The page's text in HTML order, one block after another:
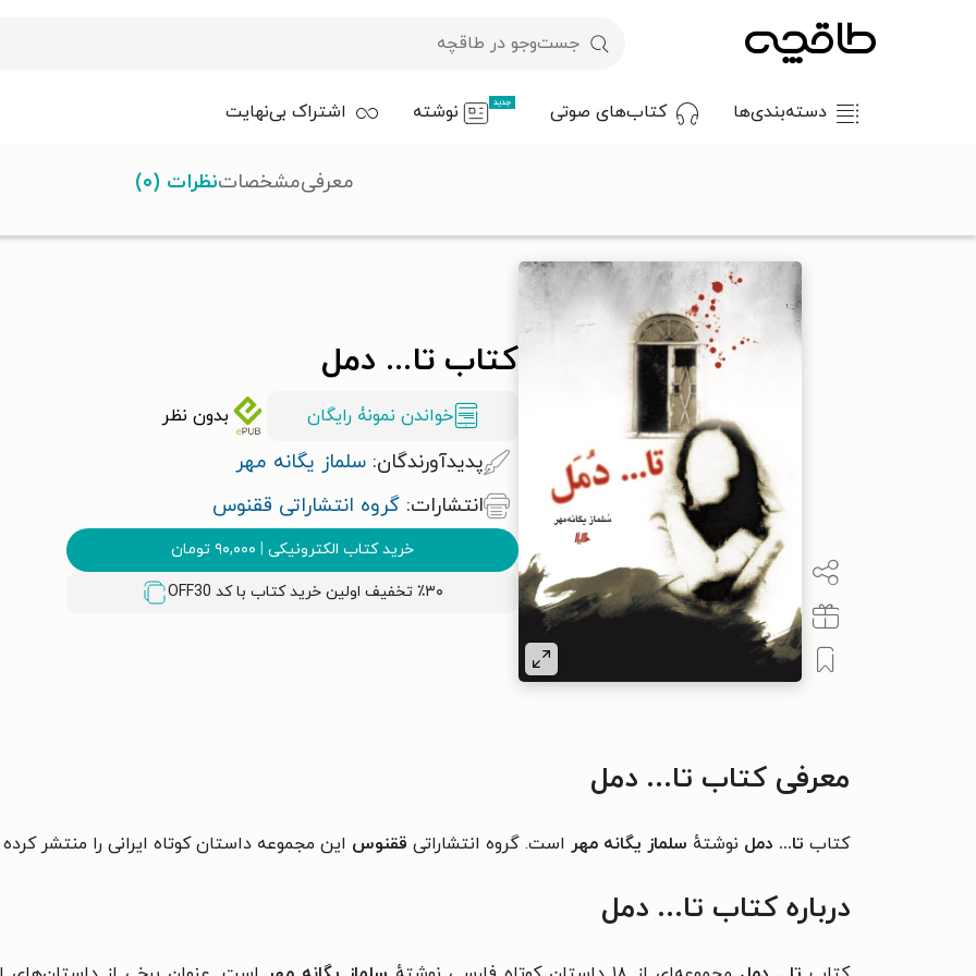
دسته‌بندی‌ها کتاب‌های صوتی جدید نوشته اشتراک بی‌نهایت
کتاب تا... دمل
خواندن نمونۀ رایگان بدون نظر
پدیدآورندگان: سلماز یگانه مهر
انتشارات: گروه انتشاراتی ققنوس
خرید کتاب الکترونیکی ۹۰,۰۰۰ تومان
٪۳۰ تخفیف اولین خرید کتاب با کد OFF30
معرفیمشخصاتنظرات (۰)
معرفی کتاب تا... دمل
کتاب تا... دمل نوشتهٔ سلماز یگانه مهر است. گروه انتشاراتی ققنوس این مجموعه داستان کوتاه ایرانی را منتشر
درباره کتاب تا... دمل